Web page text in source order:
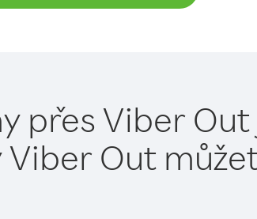
přes Viber
Out